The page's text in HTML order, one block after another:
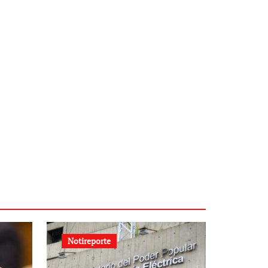
Notireporte